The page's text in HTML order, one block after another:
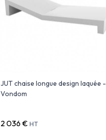
JUT chaise longue design laquée -
Vondom
2 036 € HT